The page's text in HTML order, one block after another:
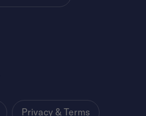
Privacy & Terms